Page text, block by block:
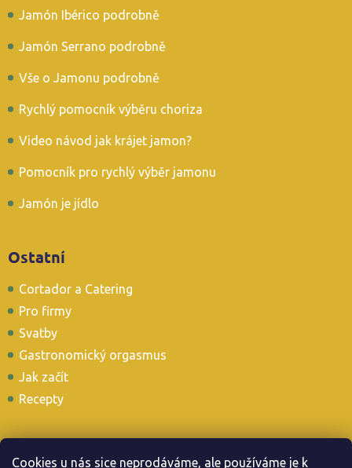
Cookies u nás sice neprodáváme, ale používáme je k
Jamón Ibérico podrobně
Jamón Serrano podrobně
Vše o Jamonu podrobně
Rychlý pomocník výběru choriza
Video návod jak krájet jamon?
Pomocník pro rychlý výběr jamonu
Jamón je jídlo
Ostatní
Cortador a Catering
Pro firmy
Svatby
Gastronomický orgasmus
Jak začít
Recepty